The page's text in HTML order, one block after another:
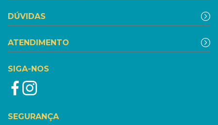
DÚVIDAS
ATENDIMENTO
SIGA-NOS
SEGURANÇA